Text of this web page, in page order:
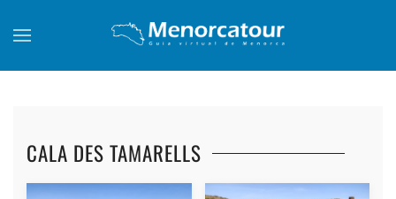
Skip to main content
CALA DES TAMARELLS